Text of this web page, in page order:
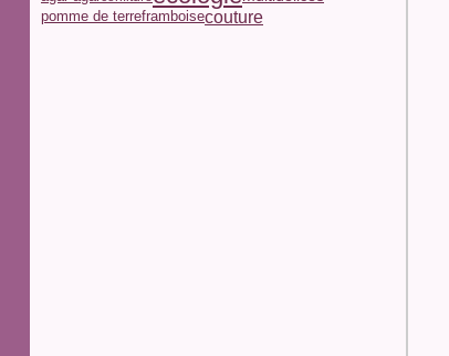
pomme de terreframboisecouture